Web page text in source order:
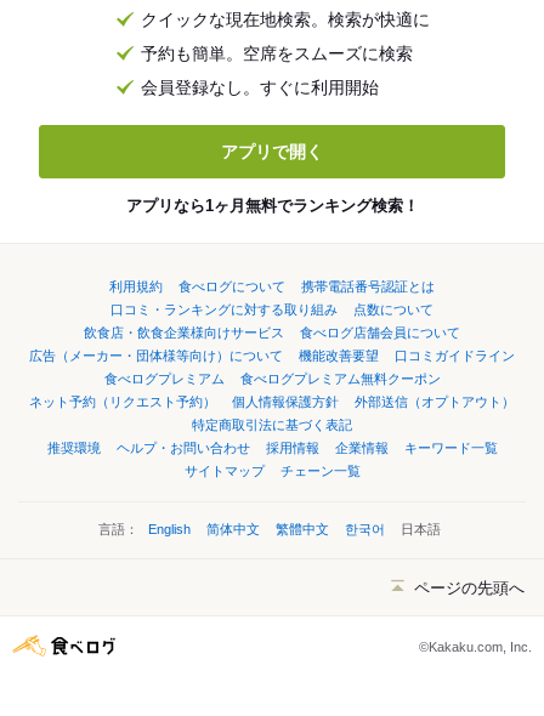
クイックな現在地検索。検索が快適に
予約も簡単。空席をスムーズに検索
会員登録なし。すぐに利用開始
アプリで開く
アプリなら1ヶ月無料でランキング検索！
利用規約 食べログについて
携帯電話番号認証とは
口コミ・ランキングに対する取り組み
点数について
飲食店・飲食企業様向けサービス
食べログ店舗会員について
広告（メーカー・団体様等向け）について
機能改善要望
口コミガイドライン
食べログプレミアム
食べログプレミアム無料クーポン
ネット予約（リクエスト予約）
個人情報保護方針
外部送信（オプトアウト）
特定商取引法に基づく表記
推奨環境
ヘルプ・お問い合わせ 採用情報 企業情報
キーワード一覧
サイトマップ
チェーン一覧
言語： English 简体中文 繁體中文 한국어 日本語
ページの先頭へ
©Kakaku.com, Inc.